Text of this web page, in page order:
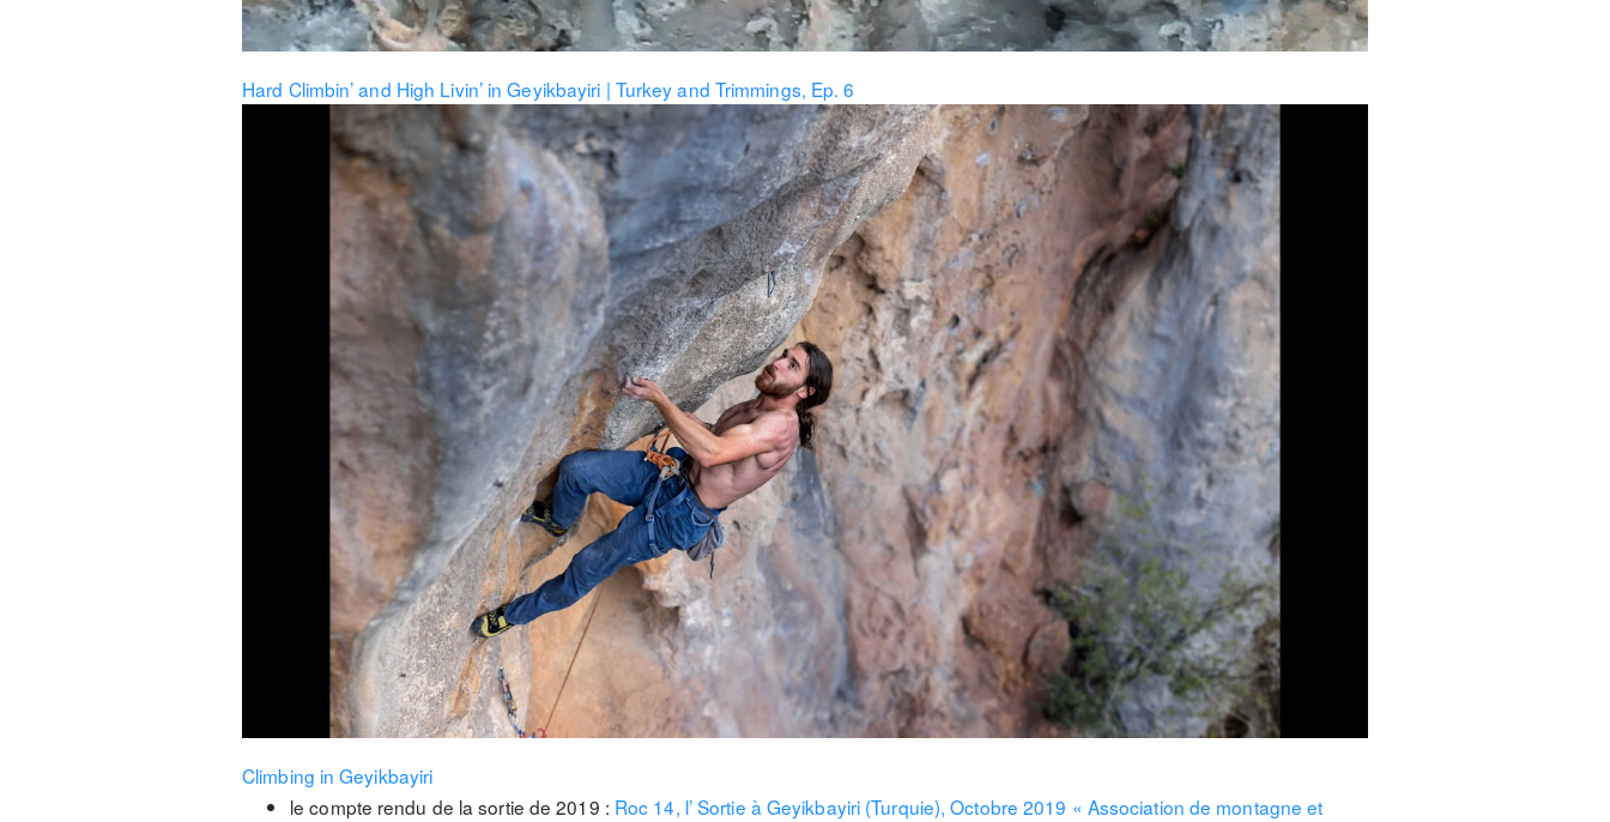
Hard Climbin’ and High Livin’ in Geyikbayiri | Turkey and Trimmings, Ep. 6
Climbing in Geyikbayiri
le compte rendu de la sortie de 2019 : Roc 14, l’ Sortie à Geyikbayiri (Turquie), Octobre 2019 « Association de montagne et